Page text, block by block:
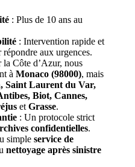
: Plus de 10 ans au
: Intervention rapide et
aux urgences.
la Côte d’Azur, nous
à Monaco (98000), mais
Saint Laurent du Var,
Biot, Cannes,
et Grasse.
: Un protocole strict
confidentielles.
simple service de
nettoyage après sinistre